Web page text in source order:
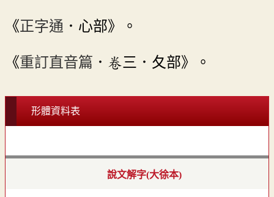
《正字通 ．心部》。
《重訂直音篇 ．卷三．夂部》。
形體資料表
說文解字(大徐本)